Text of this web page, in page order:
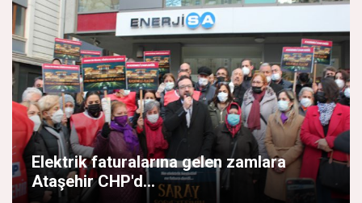
Elektrik faturalarına gelen zamlara
Ataşehir CHP'd...